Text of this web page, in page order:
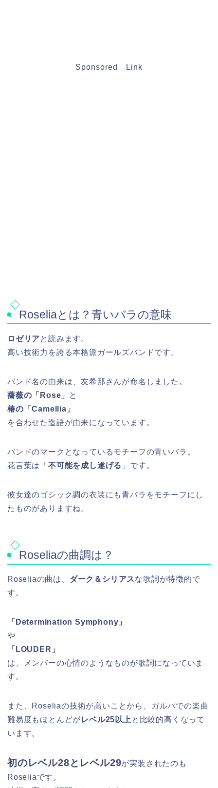
Sponsored Link
Roseliaとは？青いバラの意味
ロゼリアと読みます。
高い技術力を誇る本格派ガールズバンドです。
バンド名の由来は、友希那さんが命名しました。
薔薇の「Rose」
と
椿の「Camellia」
を合わせた造語が由来になっています。
バンドのマークとなっているモチーフの青いバラ。
花言葉は「 不可能を成し遂げる 」です。
彼女達のゴシック調の衣装にも青バラをモチーフにし
たものがありますね。
Roseliaの曲調は？
Roseliaの曲は、 ダーク＆シリアスな歌詞が特徴的で
す。
「Determination Symphony」
や
「LOUDER」
は、メンバーの心情のようなものが歌詞になっていま
す。
また、Roseliaの技術が高いことから、ガルパでの楽曲
難易度もほとんどがレベル25以上 と比較的高くなって
います。
初のレベル28とレベル29が実装されたのも
Roseliaです。